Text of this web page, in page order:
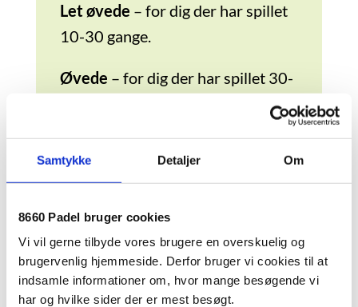
Samtykke Detaljer Om
8660 Padel bruger cookies
Vi vil gerne tilbyde vores brugere en overskuelig og
brugervenlig hjemmeside. Derfor bruger vi cookies til at
indsamle informationer om, hvor mange besøgende vi
har og hvilke sider der er mest besøgt.
Let øvede – for dig der har spillet
10-30 gange.
Øvede – for dig der har spillet 30-
Rutineret
– for dig der har spillet
om ugen.
Vi arrangerer desuden to store